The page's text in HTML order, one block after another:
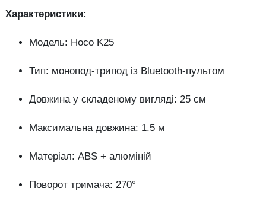
Характеристики:
Модель: Hoco K25
Тип: монопод-трипод із Bluetooth-пультом
Довжина у складеному вигляді: 25 см
Максимальна довжина: 1.5 м
Матеріал: ABS + алюміній
Поворот тримача: 270°